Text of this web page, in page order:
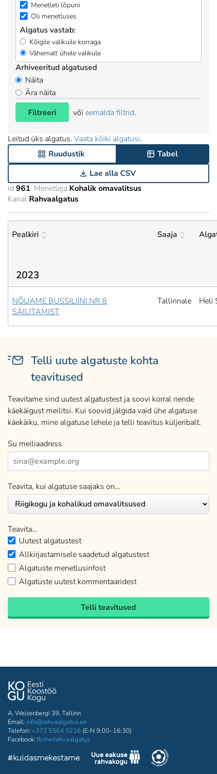
Menetleti lõpuni
Oli menetluses
Algatus vastab:
Kõigile valikuile korraga
Vähemalt ühele valikule
Arhiveeritud algatused
Näita
Ära näita
Filtreeri
või eemalda filtrid.
Leitud üks algatus. Vaata kõiki algatusi.
Ruudustik
Tabel
Lae alla CSV
Id 961 Menetleja Kohalik omavalitsus
Kanal Rahvaalgatus
Pealkiri Saaja
2023
NÕUAME BUSSILIINI NR 8
SÄILITAMIST
Tallinnale Heli
Telli uute algatuste kohta
teavitused
Teavitame sind uutest algatustest ja soovi korral nende
käekäigust meilitsi. Kui soovid jälgida vaid ühe algatuse
käekäiku, mine algatuse lehele ja telli teavitus küljeribalt.
Su meiliaadress
Teavita, kui algatuse saajaks on…
Teavita…
Uutest algatustest
Allkirjastamisele saadetud algatustest
Algatuste menetlusinfost
Algatuste uutest kommentaaridest
Telli teavitused
A. Weizenbergi 39, Tallinn
Email: info@rahvaalgatus.ee
Telefon: +372 5564 5216 (E-N 9:00–16:30)
Facebook: fb.me/rahvaalgatus